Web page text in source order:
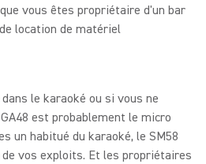
vous êtes propriétaire d'un bar
location de matériel
le karaoké ou si vous ne
est probablement le micro
un habitué du karaoké, le SM58
vos exploits. Et les propriétaires